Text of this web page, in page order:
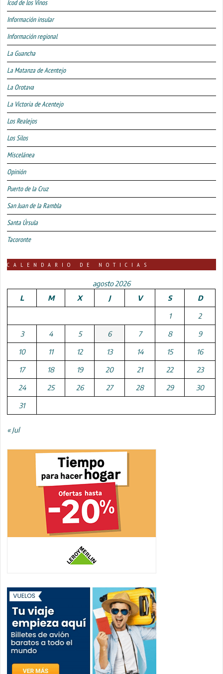
Icod de los Vinos
Información insular
Información regional
La Guancha
La Matanza de Acentejo
La Orotava
La Victoria de Acentejo
Los Realejos
Los Silos
Miscelánea
Opinión
Puerto de la Cruz
San Juan de la Rambla
Santa Úrsula
Tacoronte
CALENDARIO DE NOTICIAS
agosto 2026
L
M X J V S D
1 2
3 4 5 6 7 8 9
10 11 12 13 14 15 16
17 18 19 20 21 22 23
24 25 26 27 28 29 30
31
« Jul